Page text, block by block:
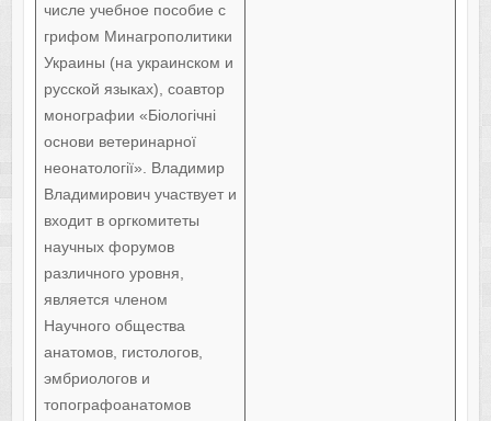
числе учебное пособие с
грифом Минагрополитики
Украины (на украинском и
русской языках), соавтор
монографии «Біологічні
основи ветеринарної
неонатології». Владимир
Владимирович участвует и
входит в оргкомитеты
научных форумов
различного уровня,
является членом
Научного общества
анатомов, гистологов,
эмбриологов и
топографоанатомов